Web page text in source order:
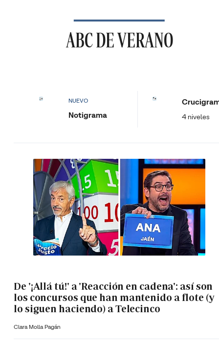
ABC DE VERANO
NUEVO
Notigrama 4 niveles
De '¡Allá tú!' a 'Reacción en cadena': así son
los concursos que han mantenido a flote (y
lo siguen haciendo) a Telecinco
Clara Molla Pagán